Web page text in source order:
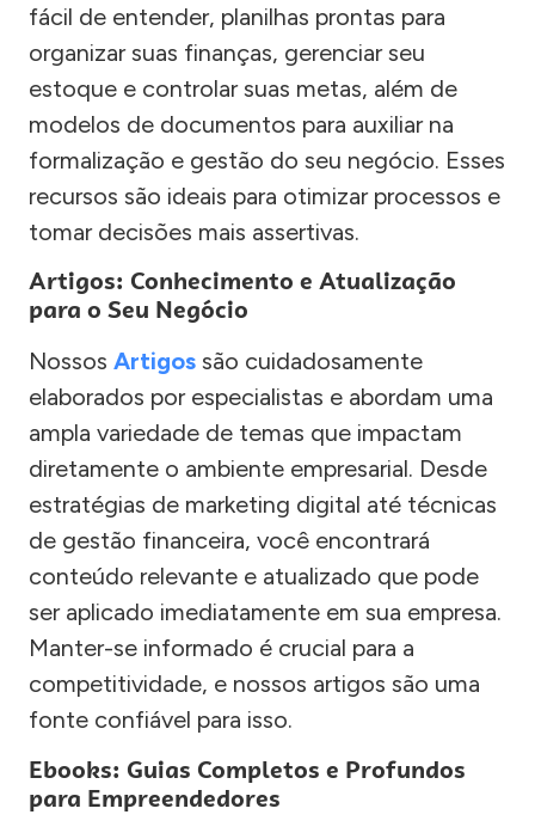
fácil de entender, planilhas prontas para
organizar suas finanças, gerenciar seu
estoque e controlar suas metas, além de
modelos de documentos para auxiliar na
formalização e gestão do seu negócio. Esses
recursos são ideais para otimizar processos e
tomar decisões mais assertivas.
Artigos: Conhecimento e Atualização
para o Seu Negócio
Nossos Artigos são cuidadosamente
elaborados por especialistas e abordam uma
ampla variedade de temas que impactam
diretamente o ambiente empresarial. Desde
estratégias de marketing digital até técnicas
de gestão financeira, você encontrará
conteúdo relevante e atualizado que pode
ser aplicado imediatamente em sua empresa.
Manter-se informado é crucial para a
competitividade, e nossos artigos são uma
fonte confiável para isso.
Ebooks: Guias Completos e Profundos
para Empreendedores